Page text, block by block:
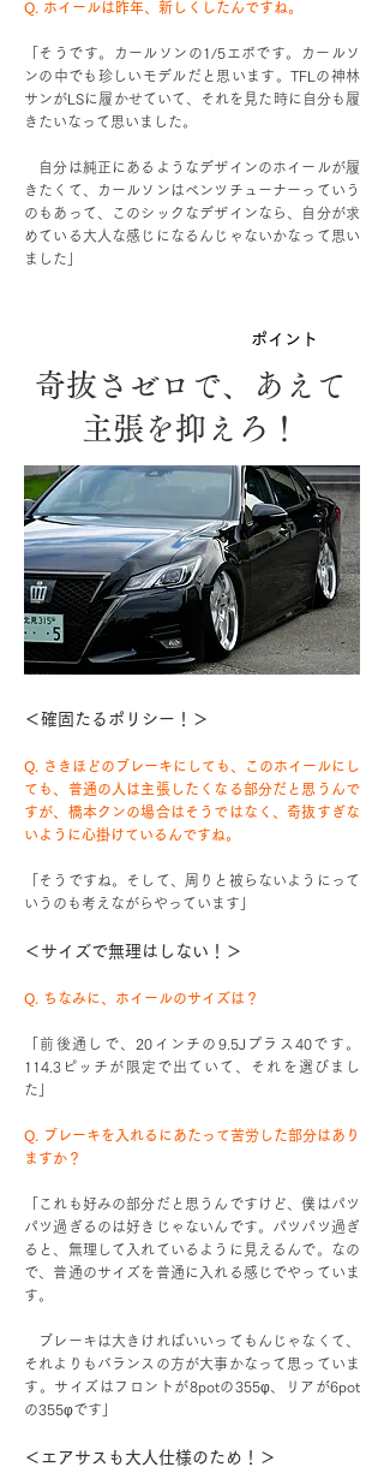
Q. ホイールは昨年、新しくしたんですね。
「そうです。カールソンの1/5エボです。カールソ
ンの中でも珍しいモデルだと思います。TFLの神林
サンがLSに履かせていて、それを見た時に自分も履
きたいなって思いました。
自分は純正にあるようなデザインのホイールが履
きたくて、カールソンはベンツチューナーっていう
のもあって、このシックなデザインなら、自分が求
めている大人な感じになるんじゃないかなって思い
ました」
ポイント
奇抜さゼロで、あえて
主張を抑えろ！
＜確固たるポリシー！＞
Q. さきほどのブレーキにしても、このホイールにし
ても、普通の人は主張したくなる部分だと思うんで
すが、橋本クンの場合はそうではなく、奇抜すぎな
いように心掛けているんですね。
「そうですね。そして、周りと被らないようにって
いうのも考えながらやっています」
＜サイズで無理はしない！＞
Q. ちなみに、ホイールのサイズは？
「前後通しで、20インチの9.5Jプラス40です。
114.3ピッチが限定で出ていて、それを選びまし
た」
Q. ブレーキを入れるにあたって苦労した部分はあり
ますか？
「これも好みの部分だと思うんですけど、僕はパツ
パツ過ぎるのは好きじゃないんです。パツパツ過ぎ
ると、無理して入れているように見えるんで。なの
で、普通のサイズを普通に入れる感じでやっていま
す。
ブレーキは大きければいいってもんじゃなくて、
それよりもバランスの方が大事かなって思っていま
す。サイズはフロントが8potの355φ、リアが6pot
の355φです」
＜エアサスも大人仕様のため！＞